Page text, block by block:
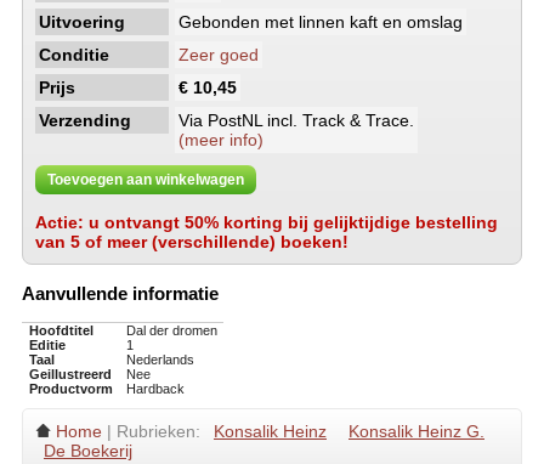
Uitvoering
Gebonden met linnen kaft en omslag
Conditie
Zeer goed
Prijs
€ 10,45
Verzending
Via PostNL incl. Track & Trace.
(meer info)
Toevoegen aan winkelwagen
Actie: u ontvangt 50% korting bij gelijktijdige bestelling
van 5 of meer (verschillende) boeken!
Aanvullende informatie
Hoofdtitel
Dal der dromen
Editie
1
Taal
Nederlands
Geillustreerd
Nee
Productvorm
Hardback
Home | Rubrieken: Konsalik Heinz
Konsalik Heinz G.
De Boekerij